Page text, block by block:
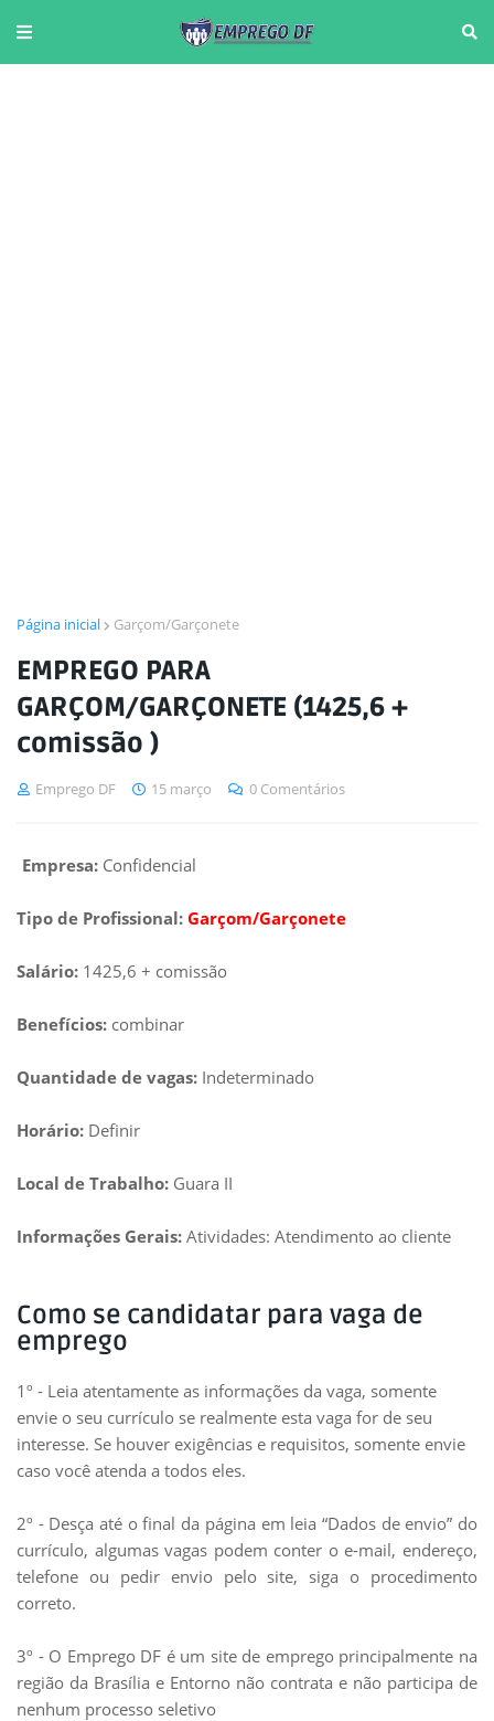
Página inicial Garçom/Garçonete
EMPREGO PARA
GARÇOM/GARÇONETE (1425,6 +
comissão )
Emprego DF 15 março 0 Comentários
Empresa: Confidencial
Tipo de Profissional: Garçom/Garçonete
Salário: 1425,6 + comissão
Benefícios: combinar
Quantidade de vagas: Indeterminado
Horário: Definir
Local de Trabalho: Guara II
Informações Gerais: Atividades: Atendimento ao cliente
Como se candidatar para vaga de
emprego
1º - Leia atentamente as informações da vaga, somente
envie o seu currículo se realmente esta vaga for de seu
interesse. Se houver exigências e requisitos, somente envie
caso você atenda a todos eles.
2º - Desça até o final da página em leia “Dados de envio” do
currículo, algumas vagas podem conter o e-mail, endereço,
telefone ou pedir envio pelo site, siga o procedimento
correto.
3º - O Emprego DF é um site de emprego principalmente na
região da Brasília e Entorno não contrata e não participa de
nenhum processo seletivo